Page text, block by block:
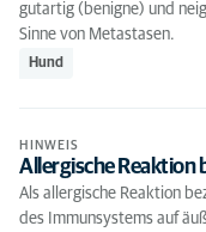
gutartig (benigne) und
Sinne von Metastasen.
Hund
HINWEIS
Allergische Reaktion
Als allergische Reaktion
des Immunsystems auf